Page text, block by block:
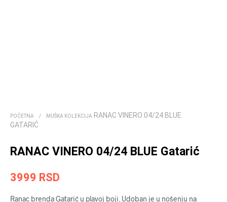
POČETNA / MUŠKA KOLEKCIJA RANAC VINERO 04/24 BLUE
GATARIĆ
RANAC VINERO 04/24 BLUE Gatarić
3999 RSD
Ranac brenda Gatarić u plavoj boji. Udoban je u nošenju na